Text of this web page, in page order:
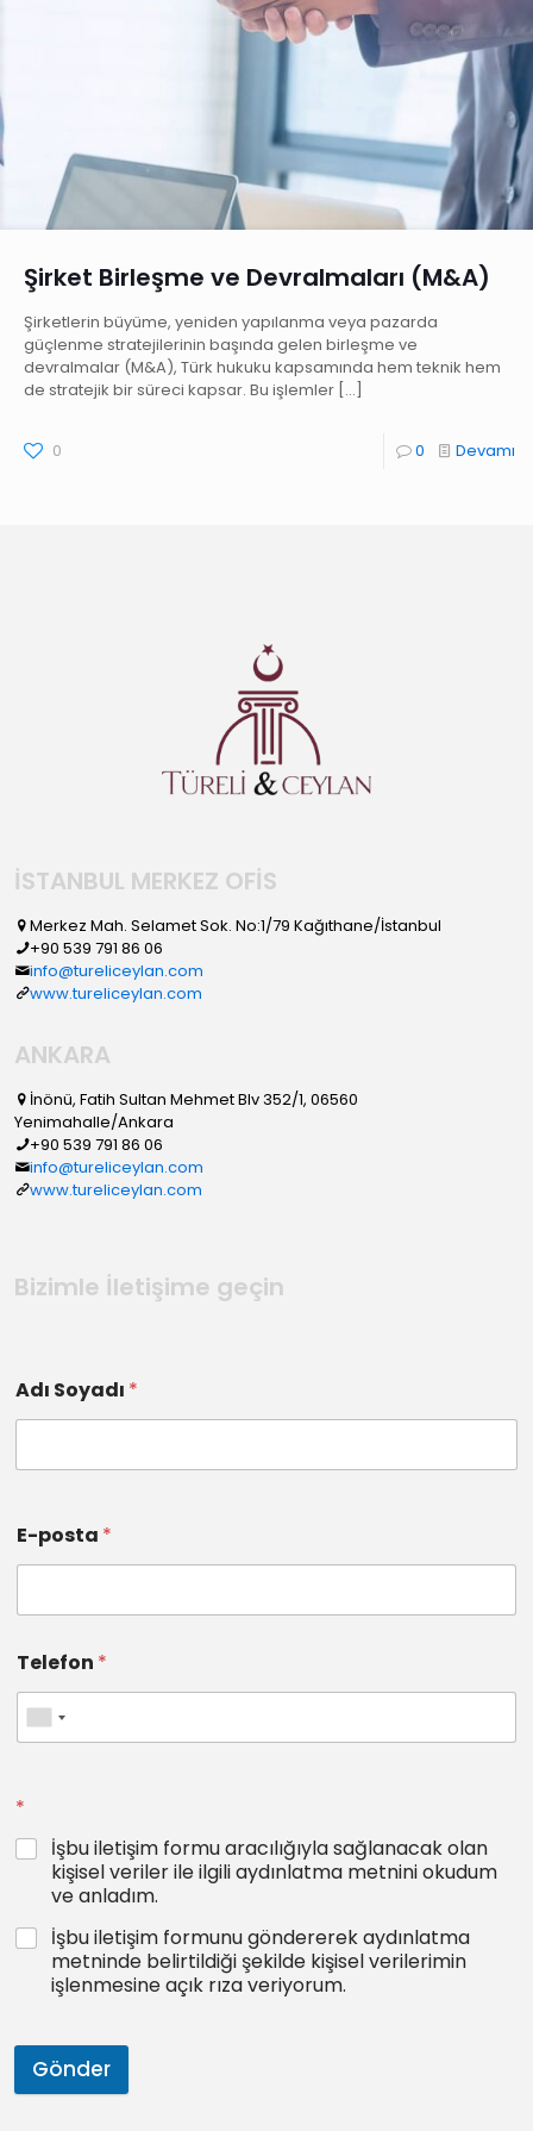
Şirket Birleşme ve Devralmaları (M&A)
Şirketlerin büyüme, yeniden yapılanma veya pazarda
güçlenme stratejilerinin başında gelen birleşme ve
devralmalar (M&A), Türk hukuku kapsamında hem teknik hem
de stratejik bir süreci kapsar. Bu işlemler […]
0 0 Devamı
İSTANBUL MERKEZ OFİS
Merkez Mah. Selamet Sok. No:1/79 Kağıthane/İstanbul
+90 539 791 86 06
info@tureliceylan.com
www.tureliceylan.com
ANKARA
İnönü, Fatih Sultan Mehmet Blv 352/1, 06560
Yenimahalle/Ankara
+90 539 791 86 06
info@tureliceylan.com
www.tureliceylan.com
Bizimle İletişime geçin
Adı Soyadı *
E-posta *
Telefon *
*
İşbu iletişim formu aracılığıyla sağlanacak olan
kişisel veriler ile ilgili aydınlatma metnini okudum
ve anladım.
İşbu iletişim formunu göndererek aydınlatma
metninde belirtildiği şekilde kişisel verilerimin
işlenmesine açık rıza veriyorum.
Gönder